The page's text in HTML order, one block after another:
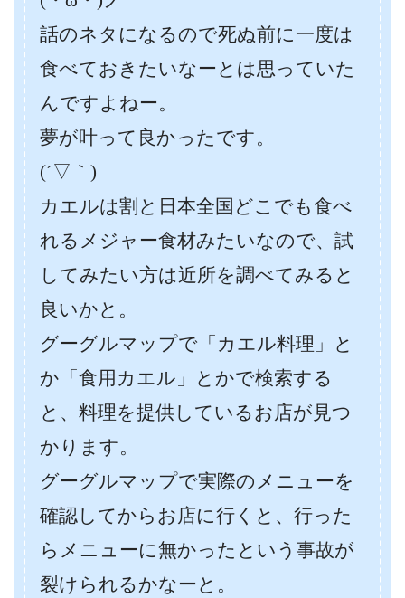
話のネタになるので死ぬ前に一度は
食べておきたいなーとは思っていた
んですよねー。
夢が叶って良かったです。
(´▽｀)
カエルは割と日本全国どこでも食べ
れるメジャー食材みたいなので、試
してみたい方は近所を調べてみると
良いかと。
グーグルマップで「カエル料理」と
か「食用カエル」とかで検索する
と、料理を提供しているお店が見つ
かります。
グーグルマップで実際のメニューを
確認してからお店に行くと、行った
らメニューに無かったという事故が
裂けられるかなーと。